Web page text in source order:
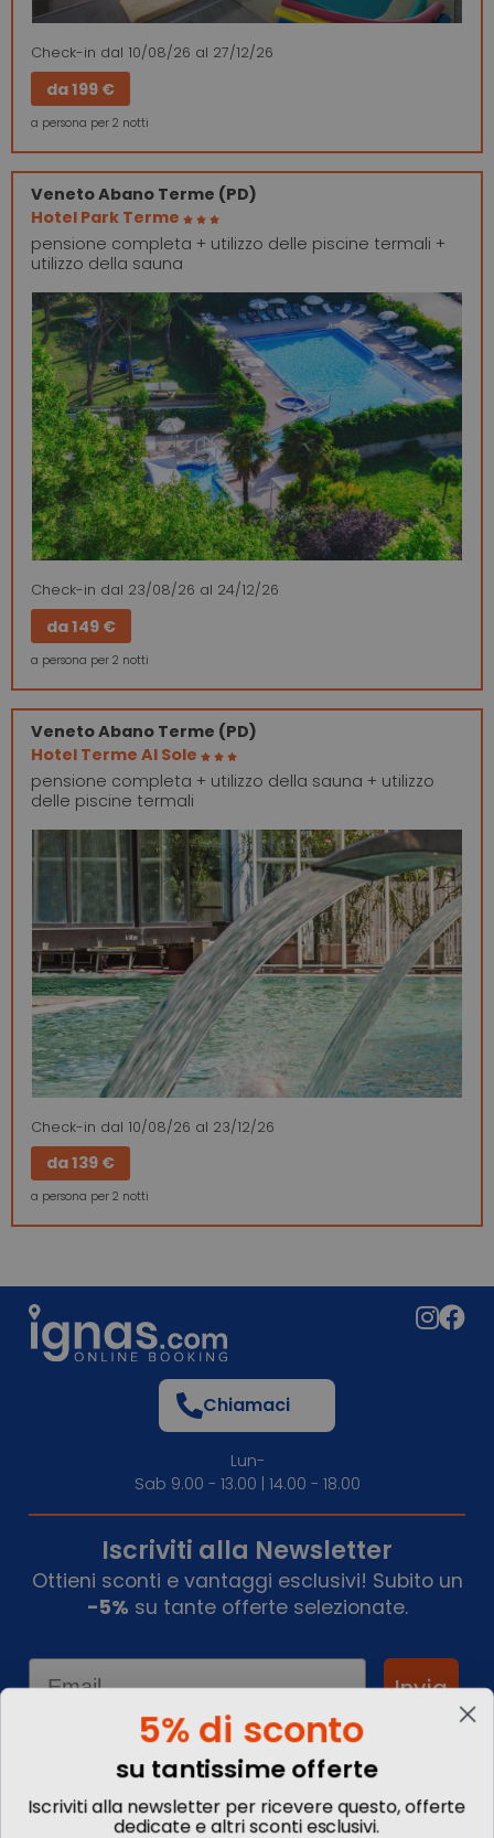
Check-in dal 10/08/26 al 27/12/26
da199 €
a persona per 2 notti
VenetoAbano Terme (PD)
Hotel Park Terme
pensione completa + utilizzo delle piscine termali +
utilizzo della sauna
Check-in dal 23/08/26 al 24/12/26
da149 €
a persona per 2 notti
VenetoAbano Terme (PD)
Hotel Terme Al Sole
pensione completa + utilizzo della sauna + utilizzo
delle piscine termali
Check-in dal 10/08/26 al 23/12/26
da139 €
a persona per 2 notti
Informazioni
Chiamaci
Lun-
Sab 9.00 - 13.00 | 14.00 - 18.00
Iscriviti alla Newsletter
Ottieni sconti e vantaggi esclusivi! Subito un
-5% su tante offerte selezionate.
Email
Invia
5% di sconto
su tantissime offerte
Iscriviti alla newsletter per ricevere questo, offerte
dedicate e altri sconti esclusivi.